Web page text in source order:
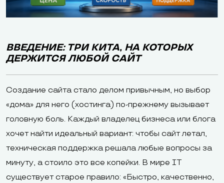
ВВЕДЕНИЕ: ТРИ КИТА, НА КОТОРЫХ
ДЕРЖИТСЯ ЛЮБОЙ САЙТ
Создание сайта стало делом привычным, но выбор
«дома» для него (хостинга) по-прежнему вызывает
головную боль. Каждый владелец бизнеса или блога
хочет найти идеальный вариант: чтобы сайт летал,
техническая поддержка решала любые вопросы за
минуту, а стоило это все копейки. В мире IT
существует старое правило: «Быстро, качественно,